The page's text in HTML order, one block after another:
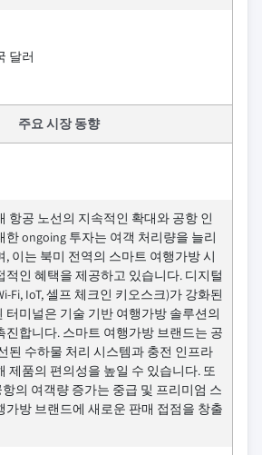
달러
주요 시장 동향
항공 노선의 지속적인 확대와 공항 인
한 ongoing 투자는 여객 처리량을 늘리
, 이는 북미 전역의 스마트 여행가방 시
적인 혜택을 제공하고 있습니다. 디지털
Fi, IoT, 셀프 체크인 키오스크)가 강화된
터미널은 기술 기반 여행가방 솔루션의
진합니다. 스마트 여행가방 브랜드는 공
된 수하물 처리 시스템과 충전 인프라
제품의 편의성을 높일 수 있습니다. 또
항의 여객량 증가는 중급 및 프리미엄 스
가방 브랜드에 새로운 판매 접점을 창출